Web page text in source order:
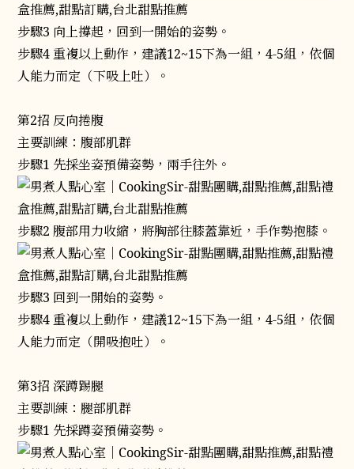
步驟3 向上撐起，回到一開始的姿勢。
步驟4 重複以上動作，建議12~15下為一組，4-5組，依個
人能力而定（下吸上吐）。
第2招 反向捲腹
主要訓練：腹部肌群
步驟1 先採坐姿預備姿勢，兩手往外。
步驟2 腹部用力收縮，將胸部往膝蓋靠近，手作勢抱膝。
步驟3 回到一開始的姿勢。
步驟4 重複以上動作，建議12~15下為一組，4-5組，依個
人能力而定（開吸抱吐）。
第3招 深蹲踢腿
主要訓練：腿部肌群
步驟1 先採蹲姿預備姿勢。